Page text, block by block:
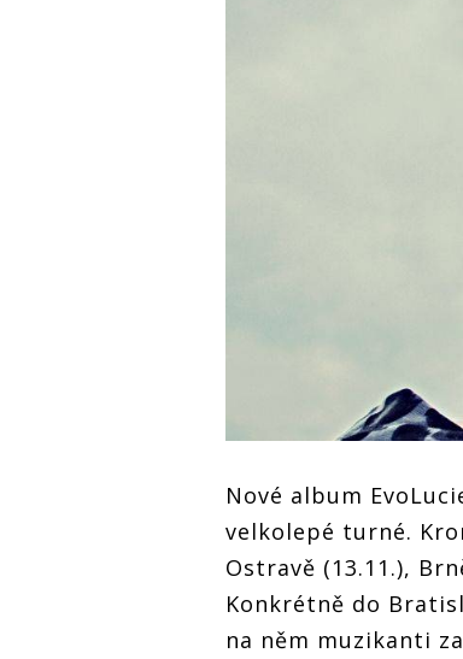
Nové album
velkolepé turné.
Ostravě (13.11.),
Konkrétně do
na něm muzikanti